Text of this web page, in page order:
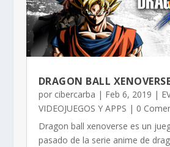
DRAGON BALL
por cibercarba | Feb 6, 2019 |
VIDEOJUEGOS Y APPS | 0
Dragon ball xenoverse es un
pasado de la serie anime de